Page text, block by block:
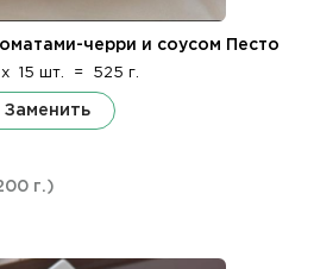
черри и соусом Песто
x 15 шт. = 525 г.
Заменить
г.)